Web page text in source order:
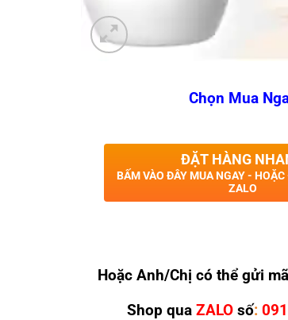
Chọn Mua
ĐẶT HÀNG
BẤM VÀO ĐÂY MUA NGAY -
ZALO
Hoặc Anh/Chị có thể gửi
Shop qua ZALO số: